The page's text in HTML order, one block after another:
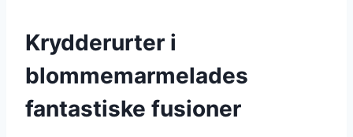
Krydderurter i
blommemarmelades
fantastiske fusioner